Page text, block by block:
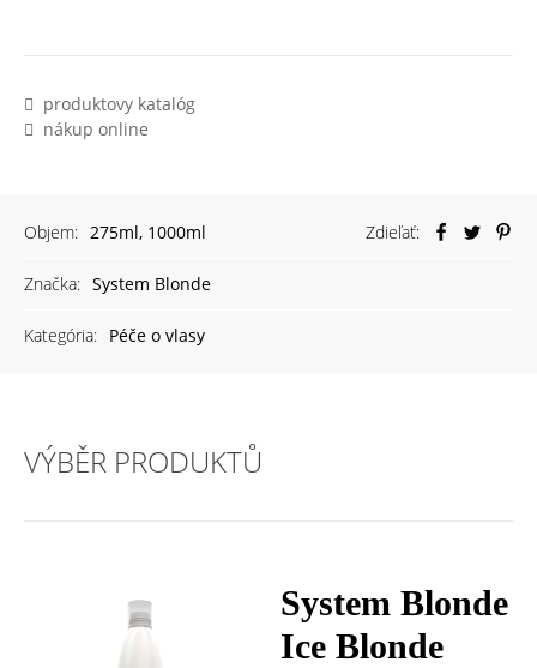
produktovy katalóg
nákup online
Objem: 275ml, 1000ml Zdieľať:
Značka: System Blonde
Kategória: Péče o vlasy
VÝBĚR PRODUKTŮ
System Blonde
Ice Blonde